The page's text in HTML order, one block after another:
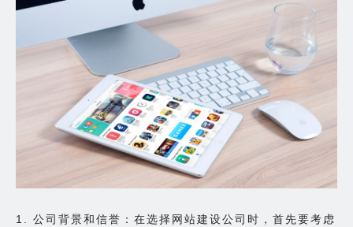
1. 公司背景和信誉：在选择网站建设公司时，首先要考虑